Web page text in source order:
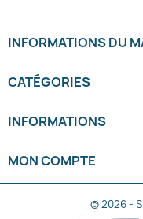
INFORMATIONS DU
CATÉGORIES
INFORMATIONS
MON COMPTE
© 2026 -